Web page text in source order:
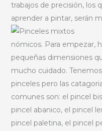
trabajos de precisión, los
aprender a pintar, serán
nómicos. Para empezar,
pequeñas dimensiones
mucho cuidado.
pinceles pero las
comunes son: el pincel
pincel abanico, el pincel
pincel paletina, el pincel